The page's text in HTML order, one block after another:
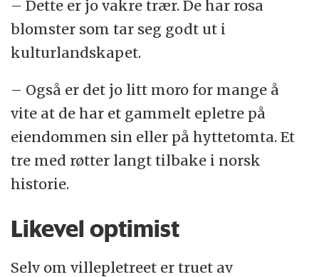
– Dette er jo vakre trær. De har rosa
blomster som tar seg godt ut i
kulturlandskapet.
– Også er det jo litt moro for mange å
vite at de har et gammelt epletre på
eiendommen sin eller på hyttetomta. Et
tre med røtter langt tilbake i norsk
historie.
Likevel optimist
Selv om villepletreet er truet av